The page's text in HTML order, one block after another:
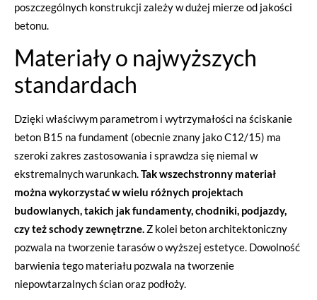
poszczególnych konstrukcji zależy w dużej mierze od jakości
betonu.
Materiały o najwyższych
standardach
Dzięki właściwym parametrom i wytrzymałości na ściskanie
beton B15 na fundament (obecnie znany jako C12/15) ma
szeroki zakres zastosowania i sprawdza się niemal w
ekstremalnych warunkach.Tak wszechstronny materiał
można wykorzystać w wielu różnych projektach
budowlanych, takich jak fundamenty, chodniki, podjazdy,
czy też schody zewnętrzne. Z kolei beton architektoniczny
pozwala na tworzenie tarasów o wyższej estetyce. Dowolność
barwienia tego materiału pozwala na tworzenie
niepowtarzalnych ścian oraz podłoży.